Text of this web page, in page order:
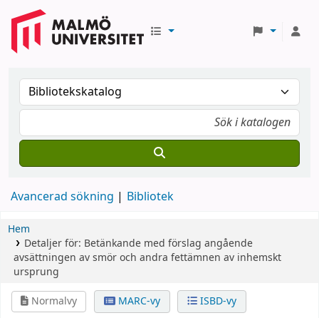
Avancerad sökning Bibliotek
Hem
Detaljer för: Betänkande med förslag angående
avsättningen av smör och andra fettämnen av inhemskt
ursprung
Normalvy
MARC-vy ISBD-vy